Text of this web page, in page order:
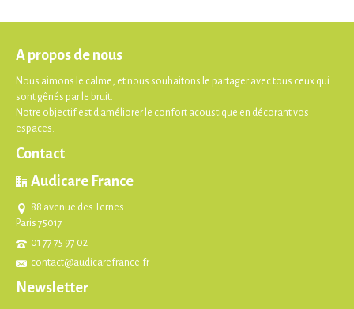
A propos de nous
Nous aimons le calme, et nous souhaitons le partager avec tous ceux qui
sont gênés par le bruit.
Notre objectif est d'améliorer le confort acoustique en décorant vos
espaces.
Contact
Audicare France
88 avenue des Ternes
Paris 75017
01 77 75 97 02
contact@audicarefrance.fr
Newsletter